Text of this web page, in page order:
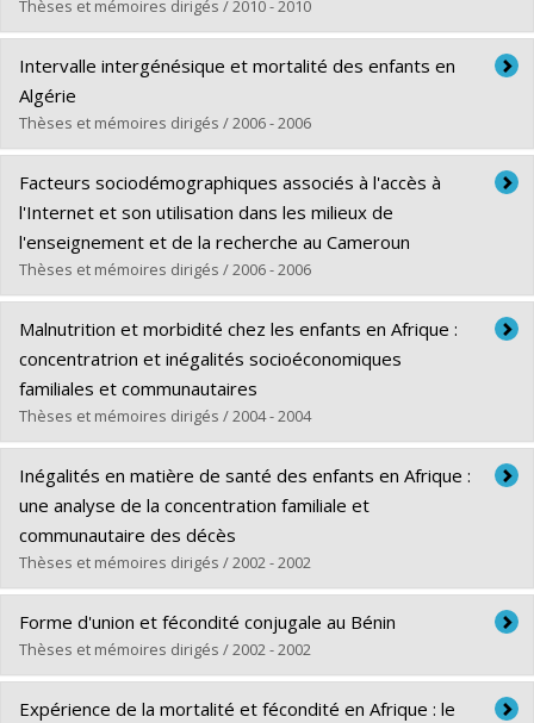
Diplôme obtenu :Ph. D.
Lien vers le document dans Papyrus
Thèses et mémoires dirigés / 2010 - 2010
Diplômé(e) :Camara, Ansoumane Y.
Cycle :
Diplôme obtenu :Ph. D.
Lien vers le document dans Papyrus
Intervalle intergénésique et mortalité des enfants en
Algérie
Thèses et mémoires dirigés / 2006 - 2006
Diplômé(e) :Brahimi, Rabah
Cycle :Doctorat
Diplôme obtenu :Ph. D.
Lien vers le document dans Papyrus
Facteurs sociodémographiques associés à l'accès à
l'Internet et son utilisation dans les milieux de
l'enseignement et de la recherche au Cameroun
Thèses et mémoires dirigés / 2006 - 2006
Diplômé(e) :Sidze, Estelle Monique
Cycle :Maîtrise
Diplôme obtenu :M. Sc.
Lien vers le document dans Papyrus
Malnutrition et morbidité chez les enfants en Afrique :
concentratrion et inégalités socioéconomiques
familiales et communautaires
Thèses et mémoires dirigés / 2004 - 2004
Diplômé(e) : Fotso, Jean-Christophe
Cycle :Doctorat
Diplôme obtenu :Ph. D.
Lien vers le document dans Papyrus
Inégalités en matière de santé des enfants en Afrique :
une analyse de la concentration familiale et
communautaire des décès
Thèses et mémoires dirigés / 2002 - 2002
Diplômé(e) :Diallo, Khassoum
Cycle : Doctorat
Diplôme obtenu :Ph. D.
Lien vers le document dans Papyrus
Forme d'union et fécondité conjugale au Bénin
Thèses et mémoires dirigés / 2002 - 2002
Diplômé(e) :Amadou Sanni, Mouftaou
Expérience de la mortalité et fécondité en Afrique : le